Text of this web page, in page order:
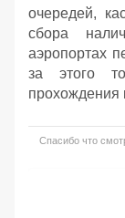
очередей,
сбора
аэропортах
за этого
прохождения
Спасибо что